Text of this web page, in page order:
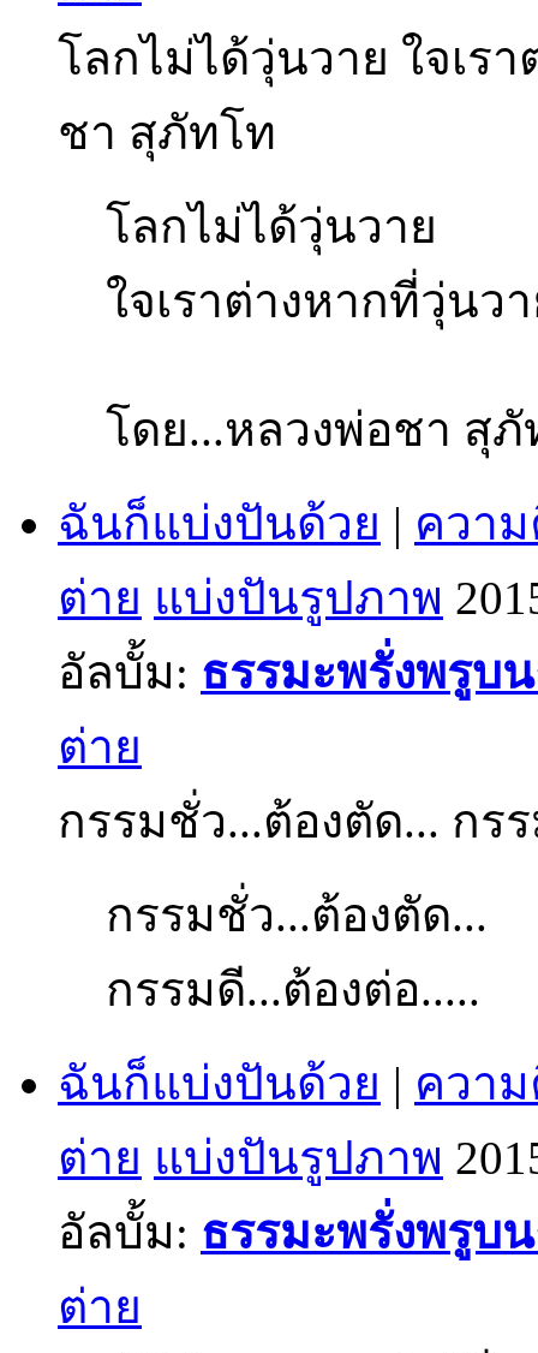
โลกไม่ได้วุ่นวาย ใจเร
ชา สุภัทโท
โลกไม่ได้วุ่นวาย
ใจเราต่างหากที่วุ่นว
โดย...หลวงพ่อชา สุ
ฉันก็แบ่งปันด้วย | ควา
ต่าย แบ่งปันรูปภาพ
อัลบั้ม: ธรรมะพรั่งพรูบ
ต่าย
กรรมชั่ว...ต้องตัด... กร
กรรมชั่ว...ต้องตัด...
กรรมดี...ต้องต่อ.....
ฉันก็แบ่งปันด้วย | ควา
ต่าย แบ่งปันรูปภาพ
อัลบั้ม: ธรรมะพรั่งพรูบ
ต่าย